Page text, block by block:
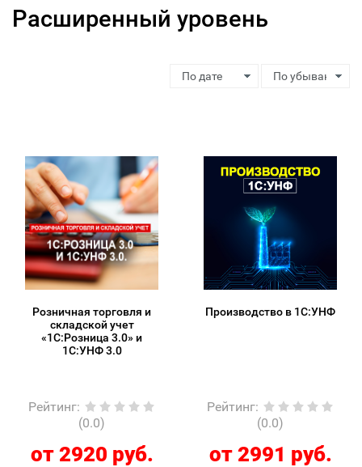
Расширенный уровень
Розничная торговля и
складской учет
«1С:Розница 3.0» и
1С:УНФ 3.0
Рейтинг:
(0.0)
от 2920 руб.
Производство в 1С:УНФ
Рейтинг:
(0.0)
от 2991 руб.